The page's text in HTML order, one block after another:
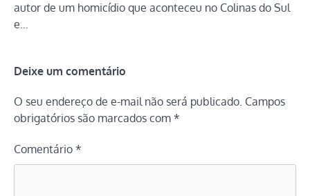
autor de um homicídio que aconteceu no Colinas do Sul
e…
Deixe um comentário
O seu endereço de e-mail não será publicado. Campos
obrigatórios são marcados com *
Comentário *